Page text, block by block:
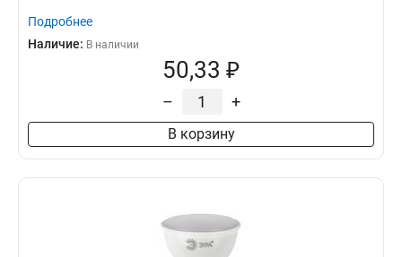
Подробнее
Наличие: В наличии
50,33 ₽
– +
В корзину